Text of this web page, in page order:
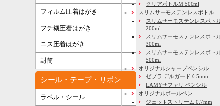
フィルム圧着はがき
フチ糊圧着はがき
ニス圧着はがき
封筒
シール・テープ・リボン
ラベル・シール
クリアボトルM 500ml
スリムサーモステンレスボトル
スリムサーモステンレスボト
200ml
スリムサーモステンレスボト
300ml
スリムサーモステンレスボト
500ml
オリジナルシャープペンシル
ゼブラ デルガード 0.5mm
LAMYサファリ ペンシル
オリジナルボールペン
ジェットストリーム 0.7mm